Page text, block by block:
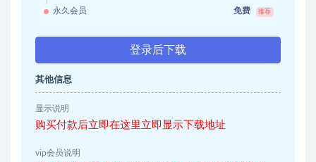
永久会员 免费 推荐
登录后下载
其他信息
显示说明
购买付款后立即在这里立即显示下载地址
vip会员说明